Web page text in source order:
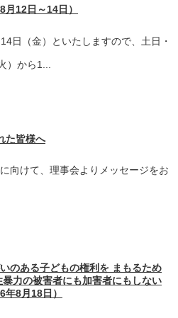
12日～14日）
日（金）といたしますので、土日・
）から1...
た皆様へ
向けて、理事会よりメッセージをお
のある子どもの権利を まもるため
力の被害者にも加害者にもしない
8月18日）